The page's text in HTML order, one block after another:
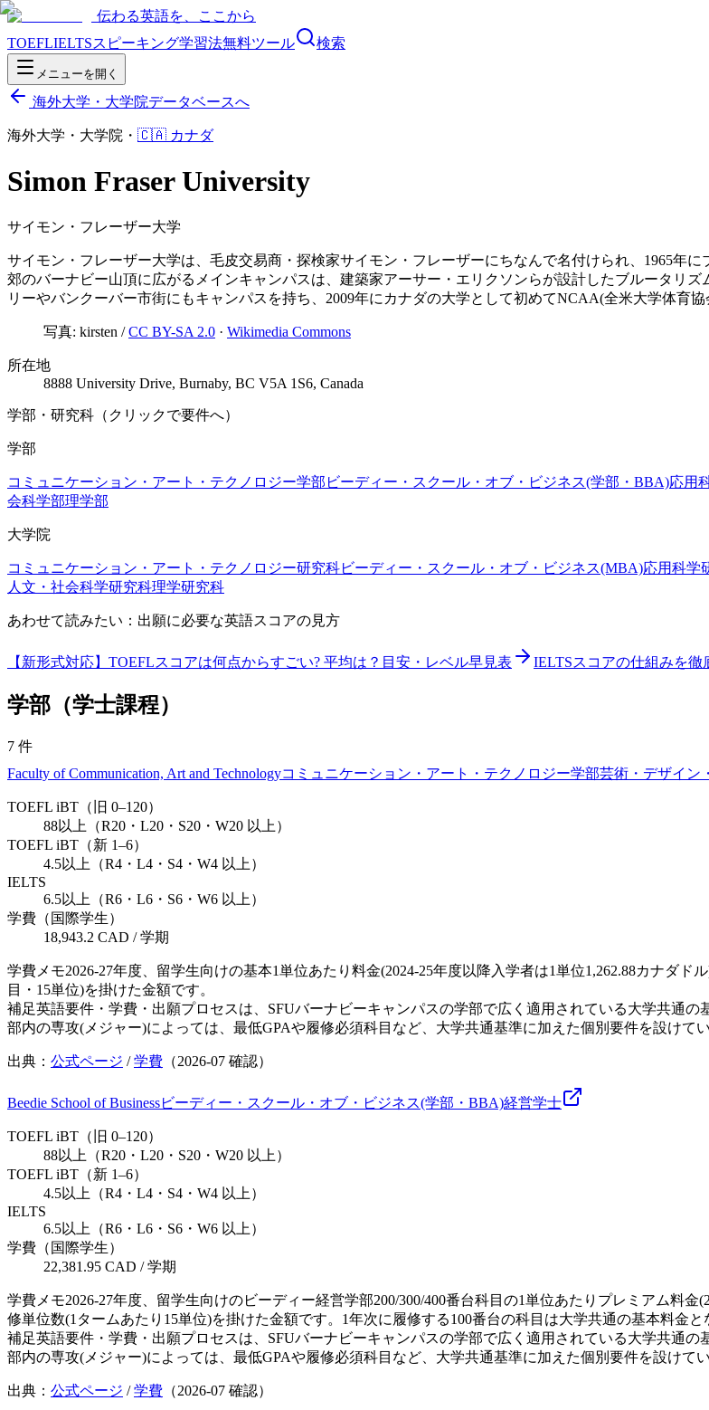
伝わる英語を、ここから
TOEFLIELTSスピーキング学習法無料ツール 検索
メニューを開く
海外大学・大学院データベースへ
海外大学・大学院 ・ 🇨🇦 カナダ
Simon Fraser University
サイモン・フレーザー大学
サイモン・フレーザー大学は、毛皮交易商・探検家サイモン・フレーザーにちなんで名付けられ、1965年
郊のバーナビー山頂に広がるメインキャンパスは、建築家アーサー・エリクソンらが設計したブルータリ
リーやバンクーバー市街にもキャンパスを持ち、2009年にカナダの大学として初めてNCAA(全米大学体育協
写真: kirsten /CC BY-SA 2.0 · Wikimedia Commons
所在地
8888 University Drive, Burnaby, BC V5A 1S6, Canada
学部・研究科（クリックで要件へ）
学部
コミュニケーション・アート・テクノロジー学部 ビーディー・スクール・オブ・ビジネス(学部・BBA)応用
会科学部理学部
大学院
コミュニケーション・アート・テクノロジー研究科ビーディー・スクール・オブ・ビジネス(MBA)応用科学
人文・社会科学研究科理学研究科
あわせて読みたい：出願に必要な英語スコアの見方
【新形式対応】TOEFLスコアは何点からすごい? 平均は？目安・レベル早見表 IELTSスコアの仕組みを
学部（学士課程）
7 件
Faculty of Communication, Art and Technologyコミュニケーション・アート・テクノロジー学部芸術・デザイン
TOEFL iBT（旧 0–120）
88以上（R20・L20・S20・W20 以上）
TOEFL iBT（新 1–6）
4.5以上（R4・L4・S4・W4 以上）
IELTS
6.5以上（R6・L6・S6・W6 以上）
学費（国際学生）
18,943.2 CAD / 学期
学費メモ2026-27年度、留学生向けの基本1単位あたり料金(2024-25年度以降入学者は1単位1,262.88カナダ
目・15単位)を掛けた金額です。
補足英語要件・学費・出願プロセスは、SFUバーナビーキャンパスの学部で広く適用されている大学共通
部内の専攻(メジャー)によっては、最低GPAや履修必須科目など、大学共通基準に加えた個別要件を設けて
出典： 公式ページ /学費 （2026-07 確認）
Beedie School of Businessビーディー・スクール・オブ・ビジネス(学部・BBA)経営学士
TOEFL iBT（旧 0–120）
88以上（R20・L20・S20・W20 以上）
TOEFL iBT（新 1–6）
4.5以上（R4・L4・S4・W4 以上）
IELTS
6.5以上（R6・L6・S6・W6 以上）
学費（国際学生）
22,381.95 CAD / 学期
学費メモ2026-27年度、留学生向けのビーディー経営学部200/300/400番台科目の1単位あたりプレミアム料
修単位数(1タームあたり15単位)を掛けた金額です。1年次に履修する100番台の科目は大学共通の基本料金
補足英語要件・学費・出願プロセスは、SFUバーナビーキャンパスの学部で広く適用されている大学共通
部内の専攻(メジャー)によっては、最低GPAや履修必須科目など、大学共通基準に加えた個別要件を設けて
出典： 公式ページ /学費 （2026-07 確認）